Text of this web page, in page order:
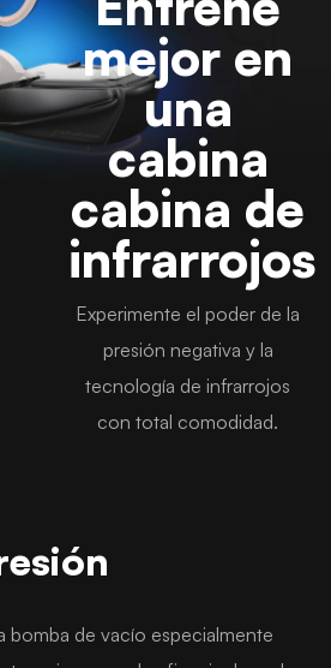
mejor en
una
cabina
cabina de
infrarrojos
Experimente el poder de la
presión negativa y la
tecnología de infrarrojos
con total comodidad.
bomba de vacío especialmente